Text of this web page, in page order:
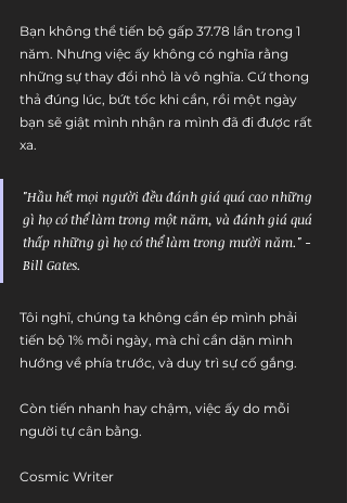
Bạn không thể tiến bộ gấp 37.78 lần trong 1
năm. Nhưng việc ấy không có nghĩa rằng
những sự thay đổi nhỏ là vô nghĩa. Cứ thong
thả đúng lúc, bứt tốc khi cần, rồi một ngày
bạn sẽ giật mình nhận ra mình đã đi được rất
xa.
"Hầu hết mọi người đều đánh giá quá cao những
gì họ có thể làm trong một năm, và đánh giá quá
thấp những gì họ có thể làm trong mười năm." -
Bill Gates.
Tôi nghĩ, chúng ta không cần ép mình phải
tiến bộ 1% mỗi ngày, mà chỉ cần dặn mình
hướng về phía trước, và duy trì sự cố gắng.
Còn tiến nhanh hay chậm, việc ấy do mỗi
người tự cân bằng.
Cosmic Writer